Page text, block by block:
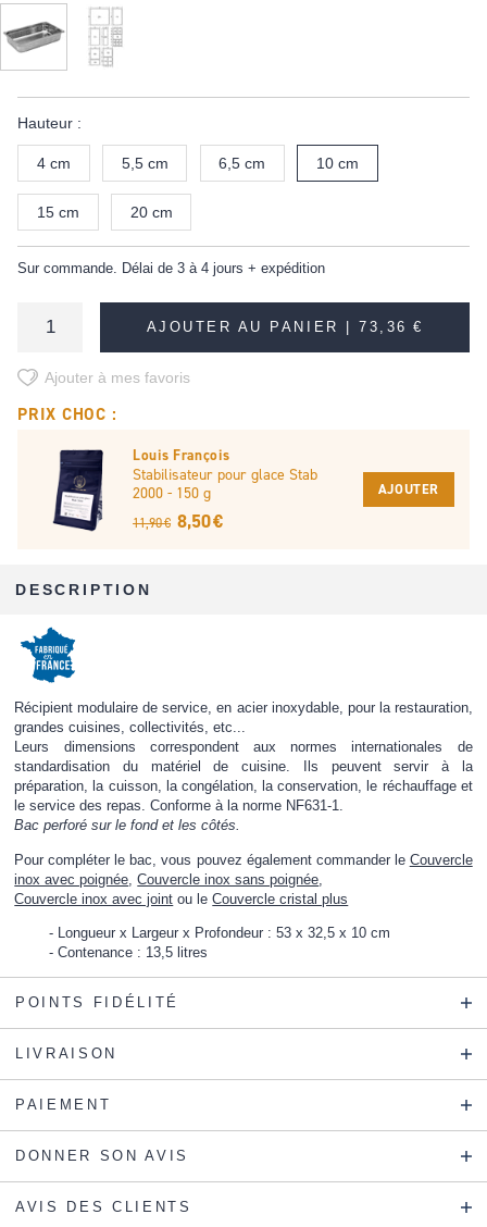
Hauteur :
4 cm 5,5 cm 6,5 cm 10 cm
15 cm 20 cm
Sur commande. Délai de 3 à 4 jours + expédition
AJOUTER AU PANIER |73,36 €
Ajouter à mes favoris
PRIX CHOC :
Louis François
Stabilisateur pour glace Stab
2000 - 150 g
11,90 € 8,50 €
AJOUTER
DESCRIPTION
Récipient modulaire de service, en acier inoxydable, pour la restauration,
grandes cuisines, collectivités, etc...
Leurs dimensions correspondent aux normes internationales de
standardisation du matériel de cuisine. Ils peuvent servir à la
préparation, la cuisson, la congélation, la conservation, le réchauffage et
le service des repas. Conforme à la norme NF631-1.
Bac perforé sur le fond et les côtés.
Pour compléter le bac, vous pouvez également commander le Couvercle
inox avec poignée ,Couvercle inox sans poignée
Couvercle inox avec joint ou leCouvercle cristal plus
Longueur x Largeur x Profondeur : 53 x 32,5 x 10 cm
Contenance : 13,5 litres
POINTS FIDÉLITÉ
LIVRAISON
PAIEMENT
DONNER SON AVIS
AVIS DES CLIENTS